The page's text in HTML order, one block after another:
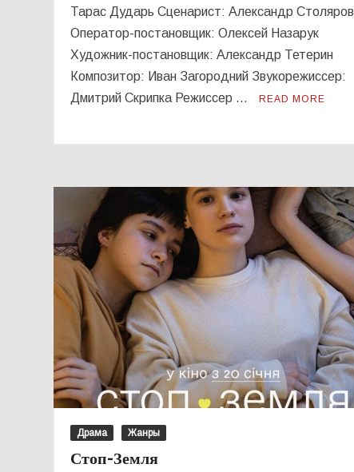
Тарас Дударь Сценарист: Александр Столяров
Оператор-постановщик: Олексей Назарук
Художник-постановщик: Александр Тетерин
Композитор: Иван Загородний Звукорежиссер:
Дмитрий Скрипка Режиссер …
READ MORE
Драма Жанры
Стоп-Земля